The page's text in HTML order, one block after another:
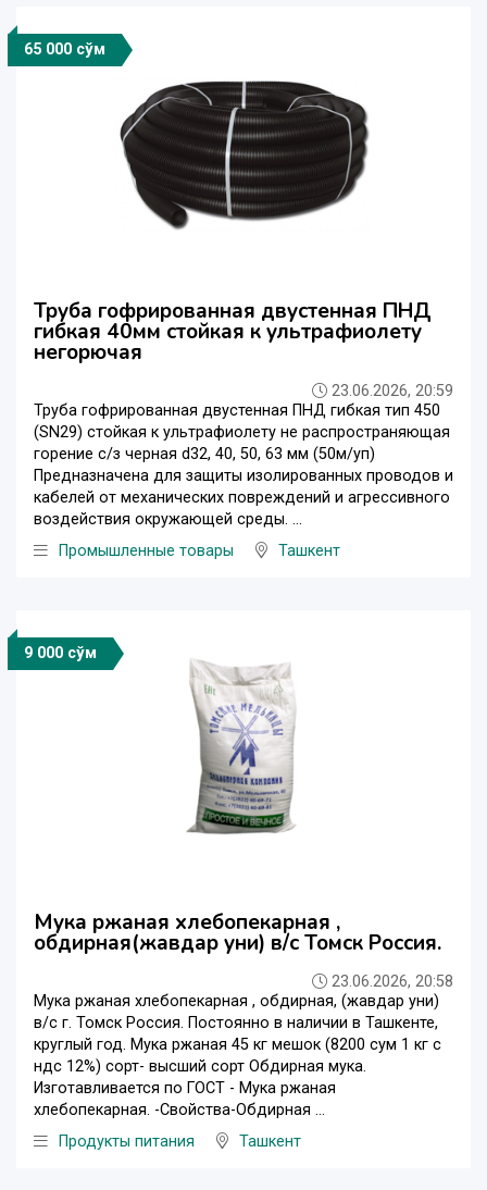
65 000 сўм
Труба гофрированная двустенная ПНД
гибкая 40мм стойкая к ультрафиолету
негорючая
23.06.2026, 20:59
Труба гофрированная двустенная ПНД гибкая тип 450
(SN29) стойкая к ультрафиолету не распространяющая
горение с/з черная d32, 40, 50, 63 мм (50м/уп)
Предназначена для защиты изолированных проводов и
кабелей от механических повреждений и агрессивного
воздействия окружающей среды. ...
Промышленные товары
Ташкент
9 000 сўм
Мука ржаная хлебопекарная ,
обдирная(жавдар уни) в/с Томск Россия.
23.06.2026, 20:58
Мука ржаная хлебопекарная , обдирная, (жавдар уни)
в/с г. Томск Россия. Постоянно в наличии в Ташкенте,
круглый год. Мука ржаная 45 кг мешок (8200 сум 1 кг с
ндс 12%) сорт- высший сорт Обдирная мука.
Изготавливается по ГОСТ - Мука ржаная
хлебопекарная. -Свойства-Обдирная ...
Продукты питания
Ташкент